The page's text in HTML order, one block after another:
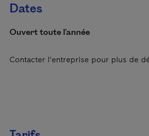
Dates
Ouvert toute l'année
Contacter l'entreprise pour plus de